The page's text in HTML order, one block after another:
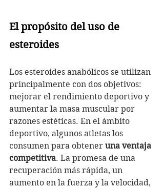
El propósito del uso de
esteroides
Los esteroides anabólicos se utilizan
principalmente con dos objetivos:
mejorar el rendimiento deportivo y
aumentar la masa muscular por
razones estéticas. En el ámbito
deportivo, algunos atletas los
consumen para obtener una ventaja
competitiva. La promesa de una
recuperación más rápida, un
aumento en la fuerza y la velocidad,